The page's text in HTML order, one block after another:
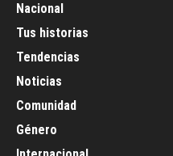
Nacional
Tus historias
Tendencias
Noticias
Comunidad
Género